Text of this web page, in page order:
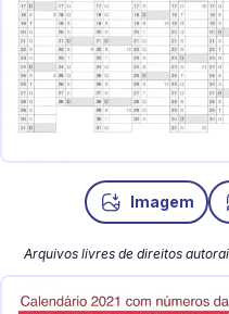
Imagem
Arquivos livres de direitos